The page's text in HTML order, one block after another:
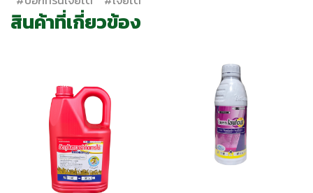
สินค้าที่เกี่ยวข้อง